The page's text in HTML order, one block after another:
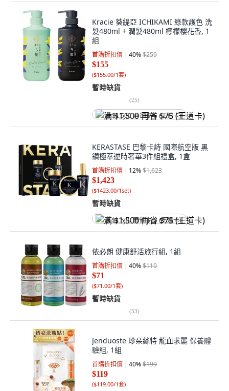
Kracie 葵緹亞 ICHIKAMI 綠款護色 洗
髮480ml + 潤髮480ml 檸檬櫻花香, 1
組
首購折扣價 40%$259
$155
($155.00/1套)
暫時缺貨
(25)
满 $1,500 再省 $75 (王道卡)
KERASTASE 巴黎卡詩 國際航空版 黑
鑽極萃逆時奢華3件組禮盒, 1盒
首購折扣價 12%$1,623
$1,423
($1423.00/1set)
暫時缺貨
满 $1,500 再省 $75 (王道卡)
依必朗 健康舒活旅行組, 1組
首購折扣價 40%$119
$71
($71.00/1套)
暫時缺貨
(53)
Jenduoste 珍朵絲特 龍血求麗 保養體
驗組, 1組
首購折扣價 40%$199
$119
($119.00/1套)